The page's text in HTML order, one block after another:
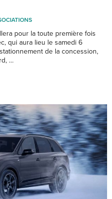
pour la toute première fois
qui aura lieu le samedi 6
de la concession,
…